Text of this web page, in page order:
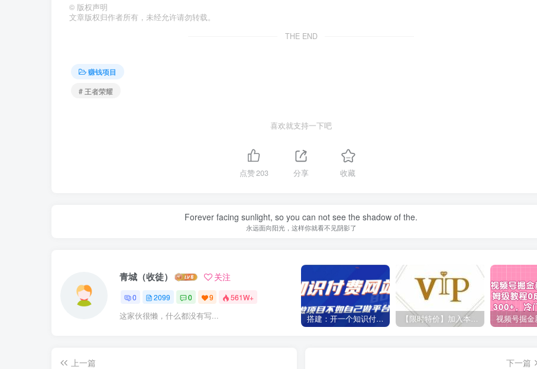
© 版权声明
文章版权归作者所有，未经允许请勿转载。
THE END
赚钱项目
# 王者荣耀
喜欢就支持一下吧
点赞203 分享 收藏
Forever facing sunlight, so you can not see the shadow of the.
永远面向阳光，这样你就看不见阴影了
青城（收徒） 关注
0 2099 0 9 561W+
这家伙很懒，什么都没有写... 搭建：开一个知识付费资源网站，24小时全自动赚钱！
上一篇
下一篇